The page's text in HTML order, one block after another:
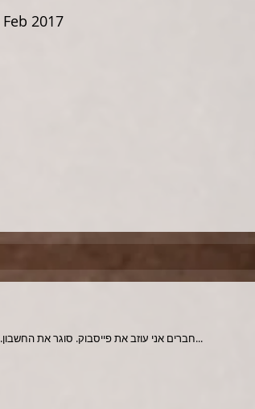
2017
חברים אני עוזב את פייסבוק. סוגר את החשבון. מתנתק. מתחבר. אני מתבשל בזה כבר כמה חודשים. הופך ברעיון, הלוך ושוב, מתלבט. קשה לוותר על...